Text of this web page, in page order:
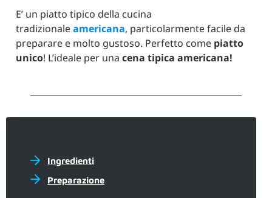
E’ un piatto tipico della cucina
tradizionaleamericana, particolarmente facile da
preparare e molto gustoso. Perfetto come piatto
unico! L’ideale per una cena tipica americana!
Ingredienti
Preparazione